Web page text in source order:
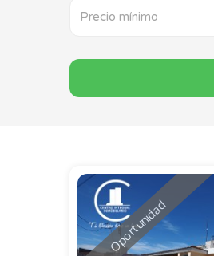
Oportunidad